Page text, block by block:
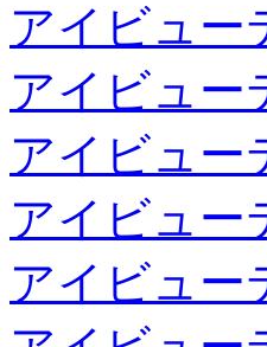
アイビュー
アイビュー
アイビュー
アイビュー
アイビュー